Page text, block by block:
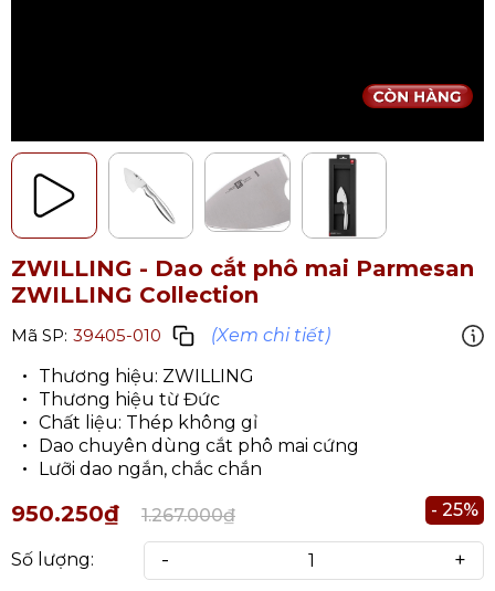
ZWILLING - Dao cắt phô mai Parmesan
ZWILLING Collection
Mã SP: 39405-010
(Xem chi tiết)
Thương hiệu: ZWILLING
Thương hiệu từ Đức
Chất liệu: Thép không gỉ
Dao chuyên dùng cắt phô mai cứng
Lưỡi dao ngắn, chắc chắn
950.250₫ 1.267.000₫ - 25%
Số lượng: - +